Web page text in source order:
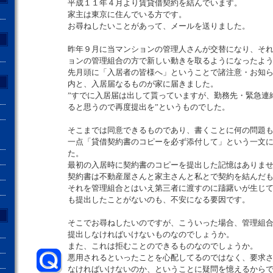
平成１１年４月より賃貸借契約を結んでいます。
家主は東京に住んでいる方です。
お尋ねしたいことがあって、メールを送りました。
昨年９月に当マンションの管理人さんが交替になり、そ
ョンの管理組合の方で新しい動きを取るようになったよ
先月頭に「入居者の皆様へ」ということで諸注意・お知
内と、入居届なるものが家に届きました。
”すでに入居届は出して貰っていますが、勤務先・緊急連
ると思うので再度提出を”というものでした。
そこまでは同意できるものであり、書くことに何の問題
一点「貸借契約書のコピーを必ず添付して」という一文
た。
最初の入居時に契約書のコピーを提出した記憶はありま
契約書は不動産屋さんと家主さんと私とで契約を結んだ
それを管理組合とはいえ第三者に渡すのに躊躇いが生じ
も提出したことがないのも、不安になる要因です。
そこでお尋ねしたいのですが、こういった場合、管理組
提出しなければいけないものなのでしょうか。
また、これは拒むことのできるものなのでしょうか。
悪用されるといったことを心配してるのではなく、要求
なければいけないのか、ということに疑問を憶えるから